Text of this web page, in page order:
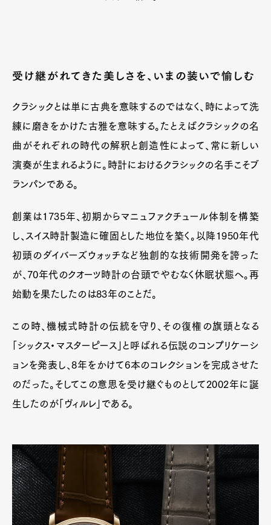
受け継がれてきた美しさを、いまの装いで愉しむ
クラシックとは単に古典を意味するのではなく、時によって洗
練に磨きをかけた古雅を意味する。たとえばクラシックの名
曲がそれぞれの時代の解釈と創造性によって、常に新しい
演奏が生まれるように。時計におけるクラシックの名手こそブ
ランパンである。
創業は1735年、初期からマニュファクチュール体制を構築
し、スイス時計製造に確固とした地位を築く。以降1950年代
初頭のダイバーズウォッチなど独創的な技術開発を誇った
が、70年代のクオーツ時計の台頭でやむなく休眠状態へ。再
始動を果たしたのは83年のことだ。
この時、機械式時計の伝統を守り、その復権の旗頭となる
「シックス・マスターピース」と呼ばれる伝説のコンプリケーシ
ョンを発表し、8年をかけて6本のコレクションを完成させた
のだった。そしてこの意思を受け継ぐものとして2002年に誕
生したのが「ヴィルレ」である。